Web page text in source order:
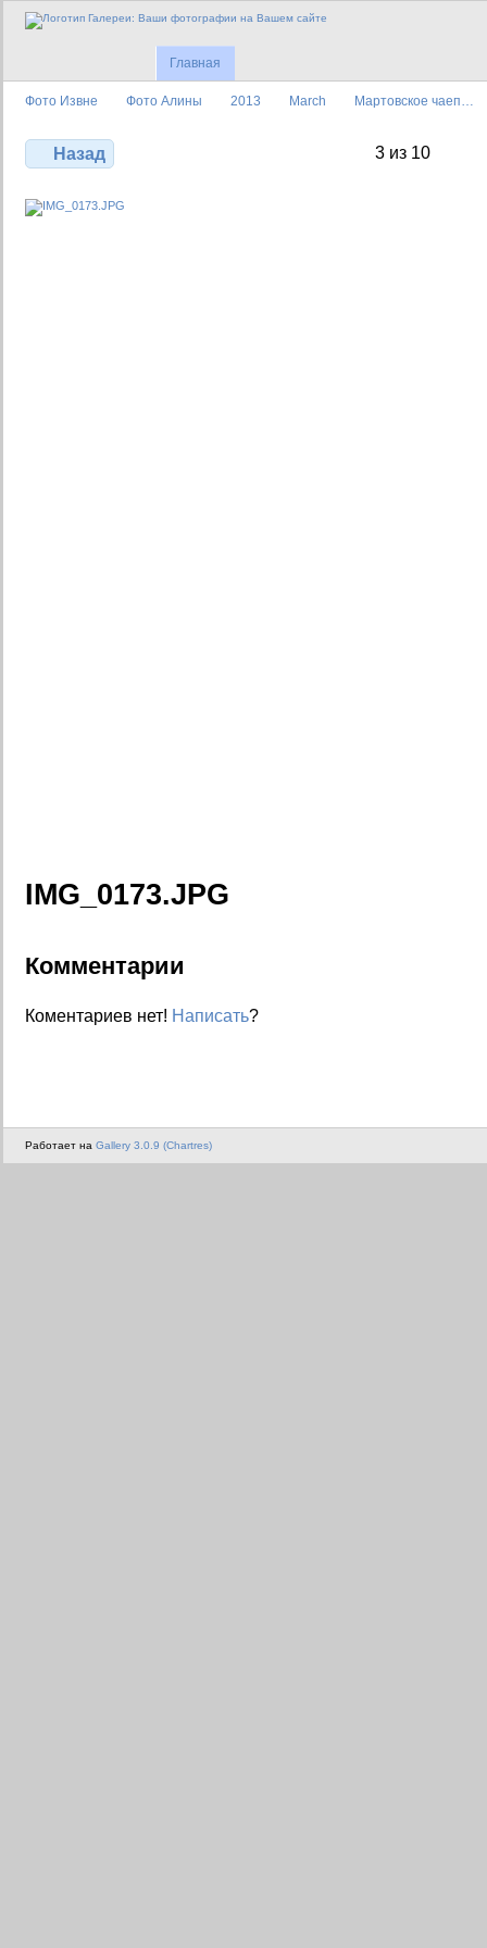
Главная
Фото Извне Фото Алины 2013 March Мартовское чаеп…
Назад 3 из 10
IMG_0173.JPG
Комментарии
Коментариев нет! Написать?
Работает на Gallery 3.0.9 (Chartres)